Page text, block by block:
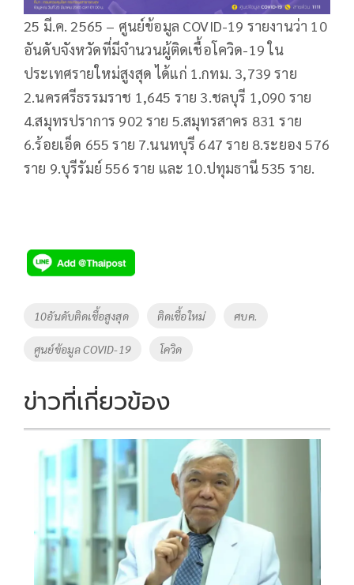
25 มี.ค. 2565 – ศูนย์ข้อมูล COVID-19 รายงานว่า 10
อันดับจังหวัดที่มีจำนวนผู้ติดเชื้อโควิด-19 ใน
ประเทศรายใหม่สูงสุด ได้แก่ 1.กทม. 3,739 ราย
2.นครศรีธรรมราช 1,645 ราย 3.ชลบุรี 1,090 ราย
4.สมุทรปราการ 902 ราย 5.สมุทรสาคร 831 ราย
6.ร้อยเอ็ด 655 ราย 7.นนทบุรี 647 ราย 8.ระยอง 576
ราย 9.บุรีรัมย์ 556 ราย และ 10.ปทุมธานี 535 ราย.
Tags
10อันดับติดเชื้อสูงสุด ติดเชื้อใหม่ ศบค.
ศูนย์ข้อมูล COVID-19 โควิด
ข่าวที่เกี่ยวข้อง